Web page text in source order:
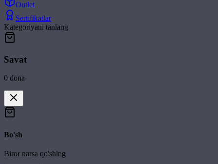
Outlet
Sertifikatlar
Kategoriyani tanlang
Savat
0 dona
Bo'sh
Biror narsa qo'shing